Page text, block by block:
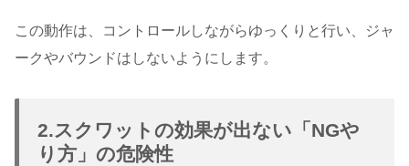
この動作は、コントロールしながらゆっくりと行い、ジャ
ークやバウンドはしないようにします。
2.スクワットの効果が出ない「NGや
り方」の危険性